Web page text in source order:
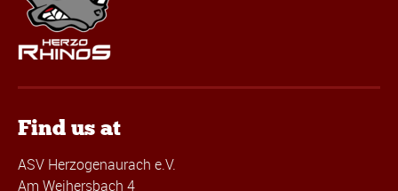
Find us at
ASV Herzogenaurach e.V.
Am Weihersbach 4